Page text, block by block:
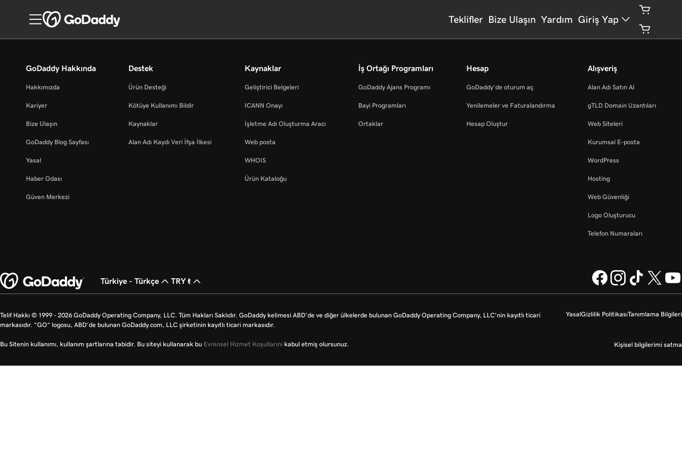
Teklifler Bize Ulaşın Yardım Giriş Yap
GoDaddy Hakkında
Hakkımızda
Kariyer
Bize Ulaşın
GoDaddy Blog Sayfası
Yasal
Haber Odası
Güven Merkezi
Destek
Ürün Desteği
Kötüye Kullanımı Bildir
Kaynaklar
Alan Adı Kaydı Veri İfşa İlkesi
Kaynaklar
Geliştirici Belgeleri
ICANN Onayı
İşletme Adı Oluşturma Aracı
Web posta
WHOIS
Ürün Kataloğu
İş Ortağı Programları
GoDaddy Ajans Programı
Bayi Programları
Ortaklar
Hesap
GoDaddy’de oturum aç
Yenilemeler ve Faturalandırma
Hesap Oluştur
Alışveriş
Alan Adı Satın Al
gTLD Domain Uzantıları
Web Siteleri
Kurumsal E-posta
WordPress
Hosting
Web Güvenliği
Logo Oluşturucu
Telefon Numaraları
Türkiye - Türkçe TRY ₺
YasalGizlilik PolitikasıTanımlama Bilgileri
Kişisel bilgilerimi satma
Telif Hakkı © 1999 - 2026 GoDaddy Operating Company, LLC. Tüm Hakları Saklıdır. GoDaddy kelimesi ABD'de ve diğer ülkelerde bulunan GoDaddy Operating Company, LLC’nin kayıtlı ticari
markasıdır. “GO” logosu, ABD’de bulunan GoDaddy.com, LLC şirketinin kayıtlı ticari markasıdır.
Bu Sitenin kullanımı, kullanım şartlarına tabidir. Bu siteyi kullanarak bu Evrensel Hizmet Koşullarını kabul etmiş olursunuz.